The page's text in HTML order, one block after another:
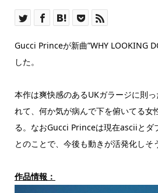
Gucci Princeが新曲”WHY LOOKING
した。
本作は爽快感のあるUKガラージに則
れて、何か気が病んで下を俯いてる女
る。なおGucci Princeは現在asciiとダ
とのことで、今後も動きが活発化しそ
作品情報：